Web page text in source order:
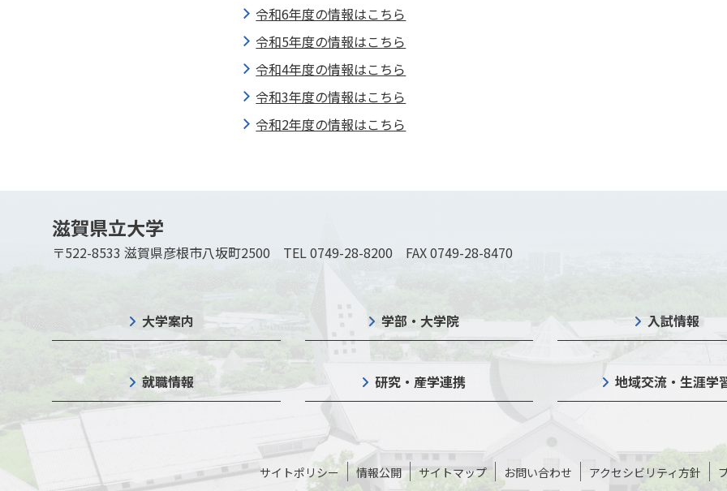
令和6年度の情報はこちら
令和5年度の情報はこちら
令和4年度の情報はこちら
令和3年度の情報はこちら
令和2年度の情報はこちら
滋賀県立大学
〒522-8533 滋賀県彦根市八坂町2500 TEL 0749-28-8200 FAX 0749-28-8470
大学案内 学部・大学院 入試情報
就職情報 研究・産学連携 地域交流・生涯学
サイトポリシー 情報公開 サイトマップ お問い合わせ アクセシビリティ方針